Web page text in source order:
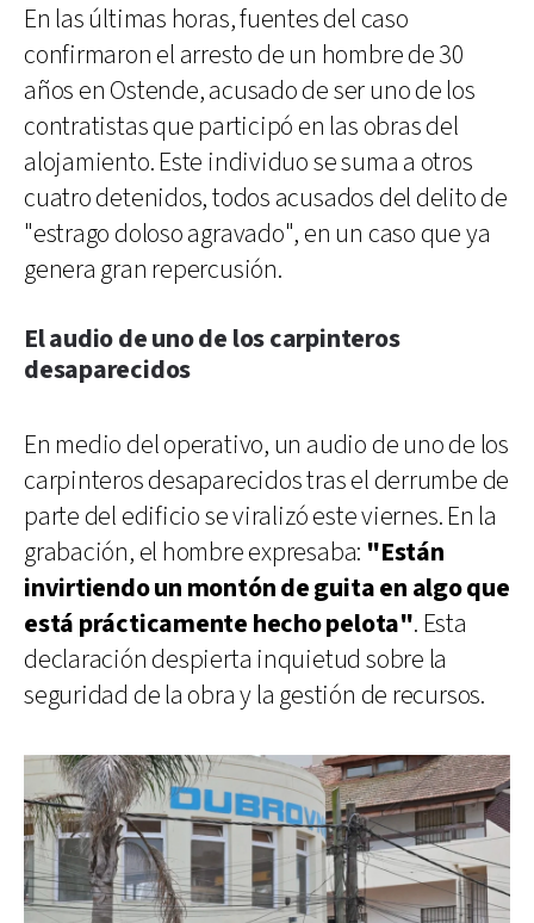
En las últimas horas, fuentes del caso
confirmaron el arresto de un hombre de 30
años en Ostende, acusado de ser uno de los
contratistas que participó en las obras del
alojamiento. Este individuo se suma a otros
cuatro detenidos, todos acusados del delito de
"estrago doloso agravado", en un caso que ya
genera gran repercusión.
El audio de uno de los carpinteros
desaparecidos
En medio del operativo, un audio de uno de los
carpinteros desaparecidos tras el derrumbe de
parte del edificio se viralizó este viernes. En la
grabación, el hombre expresaba: "Están
invirtiendo un montón de guita en algo que
está prácticamente hecho pelota". Esta
declaración despierta inquietud sobre la
seguridad de la obra y la gestión de recursos.